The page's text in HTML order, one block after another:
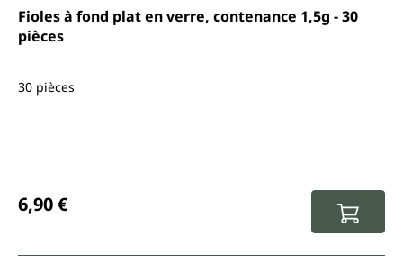
Note moyenne de 4.9 sur 5 étoiles
Fioles à fond plat en verre, contenance 1,5g - 30
pièces
30 pièces
6,90 €